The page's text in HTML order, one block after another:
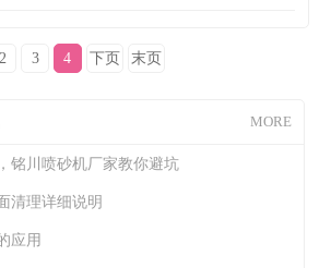
2 3 4 下页 末页
MORE
铭川喷砂机厂家教你避坑
清理详细说明
应用